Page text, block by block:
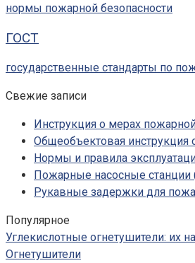
нормы пожарной безопасности
ГОСТ
государственные стандарты по
Свежие записи
Инструкция о мерах
Общеобъектовая инструкция
Нормы и правила
Пожарные насосные станции
Рукавные задержки для
Популярное
Углекислотные огнетушители: их
Огнетушители